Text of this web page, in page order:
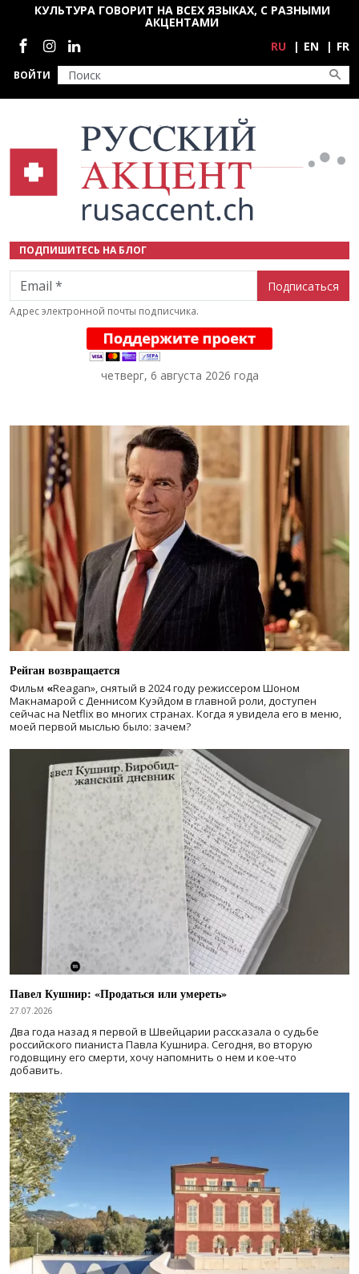
Перейти к основному содержанию
ВОЙТИ
КУЛЬТУРА ГОВОРИТ НА ВСЕХ ЯЗЫКАХ, С РАЗНЫМИ
АКЦЕНТАМИ
Социальные сети
RU EN FR
ПОДПИШИТЕСЬ НА БЛОГ
Email
Адрес электронной почты подписчика.
четверг, 6 августа 2026 года
Рейган возвращается
Фильм «Reagan», снятый в 2024 годурежиссером Шоном
Макнамарой с Деннисом Куэйдом в главной роли, доступен
сейчас на Netflix во многих странах. Когда я увидела его в меню,
моей первой мыслью было: зачем?
Павел Кушнир: «Продаться или умереть»
27.07.2026
Два года назад я первой в Швейцарии рассказала о судьбе
российского пианиста Павла Кушнира. Сегодня, во вторую
годовщину его смерти, хочу напомнить о нем и кое-что
добавить.